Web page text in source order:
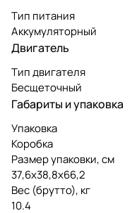
Тип питания
Аккумуляторный
Двигатель
Тип двигателя
Бесщеточный
Габариты и упаковка
Упаковка
Коробка
Размер упаковки, см
37,6х38,8х66,2
Вес (брутто), кг
10.4